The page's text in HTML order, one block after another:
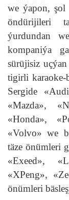
we ýapon, şol
öndürijileri
ýurdundan
kompaniýa
sürüjisiz
tigirli karaoke-
Sergide
«Mazda»,
«Honda»,
«Volvo» we
täze önümleri
«Exeed»,
«XPeng»,
önümleri